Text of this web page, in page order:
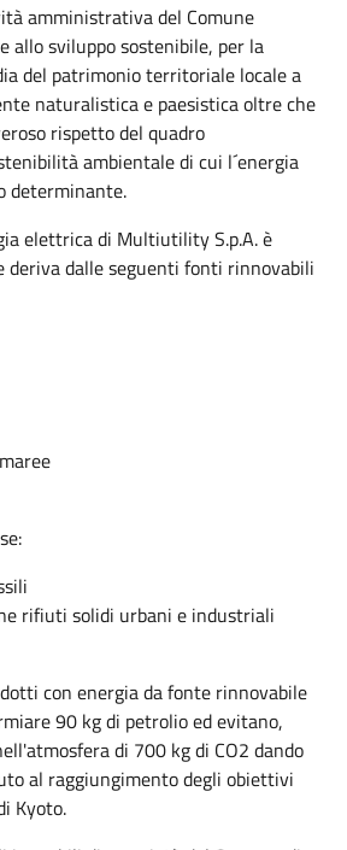
amministrativa del Comune
allo sviluppo sostenibile, per la
del patrimonio territoriale locale a
naturalistica e paesistica oltre che
rispetto del quadro
ambientale di cui l´energia
determinante.
elettrica di Multiutility S.p.A. è
deriva dalle seguenti fonti rinnovabili
rifiuti solidi urbani e industriali
con energia da fonte rinnovabile
90 kg di petrolio ed evitano,
di 700 kg di CO2 dando
al raggiungimento degli obiettivi
Kyoto.